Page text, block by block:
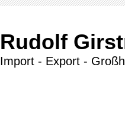
Rudolf
Import - Export -